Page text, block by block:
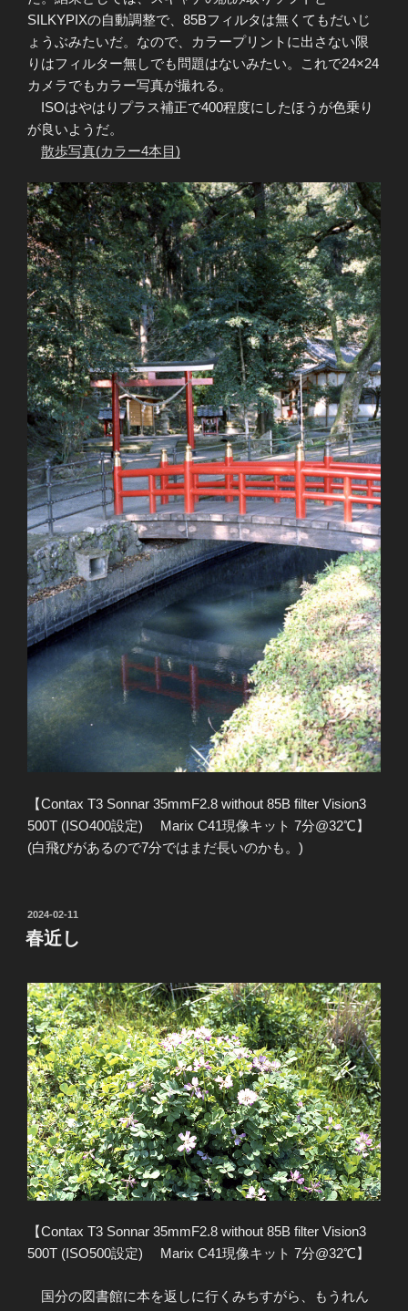
SILKYPIXの自動調整で、85Bフィルタは無くてもだいじ
ょうぶみたいだ。なので、カラープリントに出さない限
りはフィルター無しでも問題はないみたい。これで24×24
カメラでもカラー写真が撮れる。
ISOはやはりプラス補正で400程度にしたほうが色乗り
が良いようだ。
散歩写真(カラー4本目)
【Contax T3 Sonnar 35mmF2.8 without 85B filter Vision3
500T (ISO400設定) Marix C41現像キット 7分@32℃】
(白飛びがあるので7分ではまだ長いのかも。)
投
稿
日:
2024-02-11
春近し
【Contax T3 Sonnar 35mmF2.8 without 85B filter Vision3
500T (ISO500設定) Marix C41現像キット 7分@32℃】
国分の図書館に本を返しに行くみちすがら、もうれん